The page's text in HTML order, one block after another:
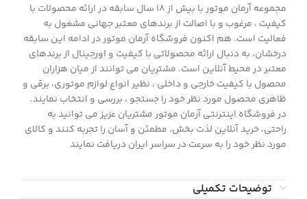
مجموعه آرمان موتور با بیش از 18 سال سابقه در ارائه محصولات با
کيفيت ، مرغوب و با اصالت از برندهای معتبر جهانی مشغول به
فعاليت است. هم اکنون فروشگاه آرمان موتور در ادامه اين سابقه
درخشان، به دنبال ارائه محصولاتی با کيفيت و اورجينال از برندهای
معتبر در محيط آنلاين است. مشتريان می توانند از ميان هزاران
محصول با کيفيت خارجی و داخلی ، نظیر انواع لوازم موتوری، برقی و
ظاهری محصول مورد نظر خود را جستجو ، بررسی و انتخاب نمايند.
در فروشگاه اینترنتی آرمان موتور مشتريان عزیز می توانيد به
راحتی، خرید آنلاین لذت بخش، مطمئن و آسان را تجربه کنند و کالای
مورد نظر خود را به سرعت در سراسر ایران دریافت نمایند
توضیحات تکمیلی